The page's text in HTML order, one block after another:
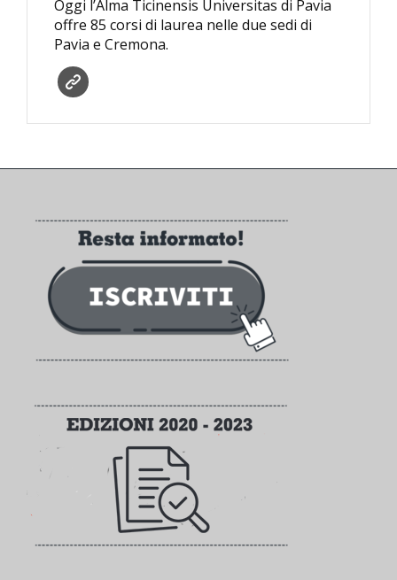
Oggi l’Alma Ticinensis Universitas di Pavia
offre 85 corsi di laurea nelle due sedi di
Pavia e Cremona.